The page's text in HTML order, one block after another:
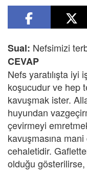
Sual: Nefsimizi
CEVAP
Nefs yaratılışta iyi
koşucudur ve hep
kavuşmak ister.
huyundan
çevirmeyi
kavuşmasına
cehaletidir.
olduğu